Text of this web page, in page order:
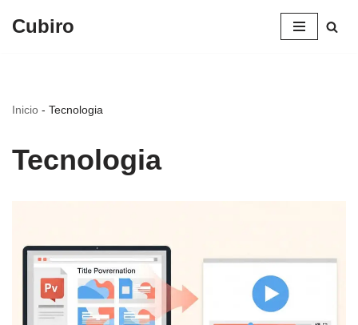
Cubiro
Inicio - Tecnologia
Tecnologia